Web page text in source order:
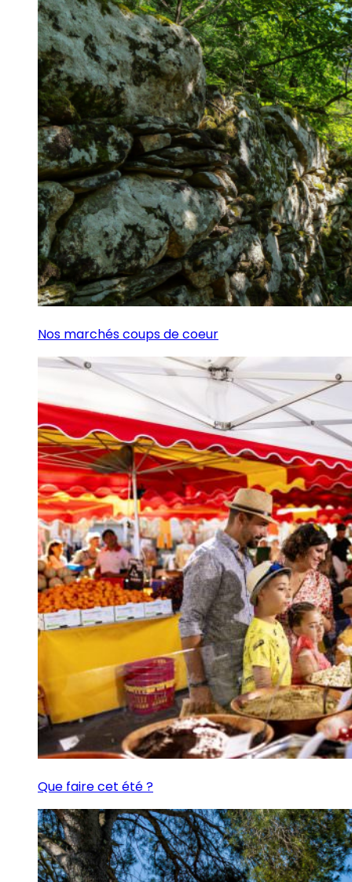
Nos marchés coups de coeur
Que faire cet été ?